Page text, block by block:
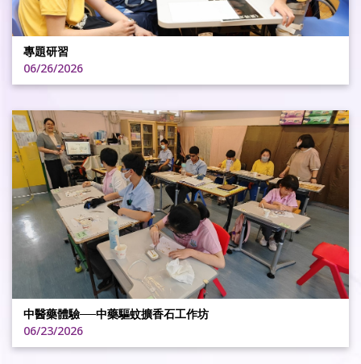
專題研習
06/26/2026
中醫藥體驗──中藥驅蚊擴香石工作坊
06/23/2026